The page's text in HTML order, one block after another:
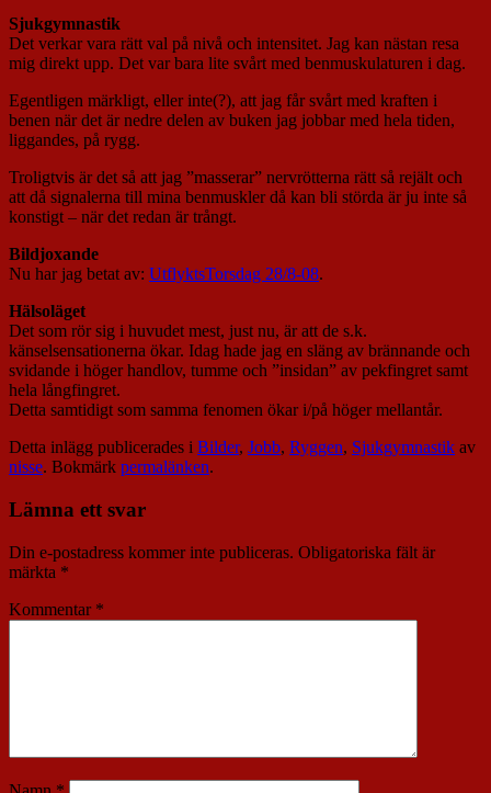
Sjukgymnastik
Det verkar vara rätt val på nivå och intensitet. Jag kan nästan resa
mig direkt upp. Det var bara lite svårt med benmuskulaturen i dag.
Egentligen märkligt, eller inte(?), att jag får svårt med kraften i
benen när det är nedre delen av buken jag jobbar med hela tiden,
liggandes, på rygg.
Troligtvis är det så att jag ”masserar” nervrötterna rätt så rejält och
att då signalerna till mina benmuskler då kan bli störda är ju inte så
konstigt – när det redan är trångt.
Bildjoxande
Nu har jag betat av: UtflyktsTorsdag 28/8-08.
Hälsoläget
Det som rör sig i huvudet mest, just nu, är att de s.k.
känselsensationerna ökar. Idag hade jag en släng av brännande och
svidande i höger handlov, tumme och ”insidan” av pekfingret samt
hela långfingret.
Detta samtidigt som samma fenomen ökar i/på höger mellantår.
Detta inlägg publicerades i Bilder, Jobb, Ryggen, Sjukgymnastik av
nisse. Bokmärk permalänken.
Lämna ett svar
Din e-postadress kommer inte publiceras. Obligatoriska fält är
märkta *
Kommentar *